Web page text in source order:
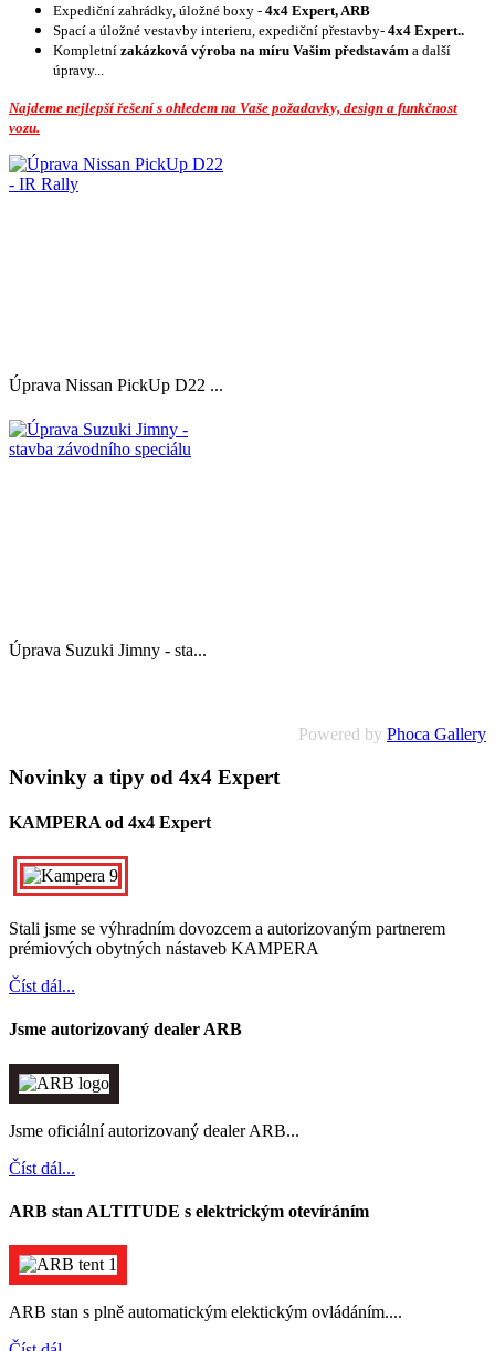
Expediční zahrádky, úložné boxy - 4x4 Expert, ARB
Spací a úložné vestavby interieru, expediční přestavby- 4x4 Expert..
Kompletní zakázková výroba na míru Vašim představám a další
úpravy...
Najdeme nejlepší řešení s ohledem na Vaše požadavky, design a funkčnost
vozu.
Úprava Nissan PickUp D22 ...
Úprava Suzuki Jimny - sta...
Powered by Phoca Gallery
Novinky a tipy od 4x4 Expert
KAMPERA od 4x4 Expert
Stali jsme se výhradním dovozcem a autorizovaným partnerem
prémiových obytných nástaveb KAMPERA
Číst dál...
Jsme autorizovaný dealer ARB
Jsme oficiální autorizovaný dealer ARB...
Číst dál...
ARB stan ALTITUDE s elektrickým otevíráním
ARB stan s plně automatickým elektickým ovládáním....